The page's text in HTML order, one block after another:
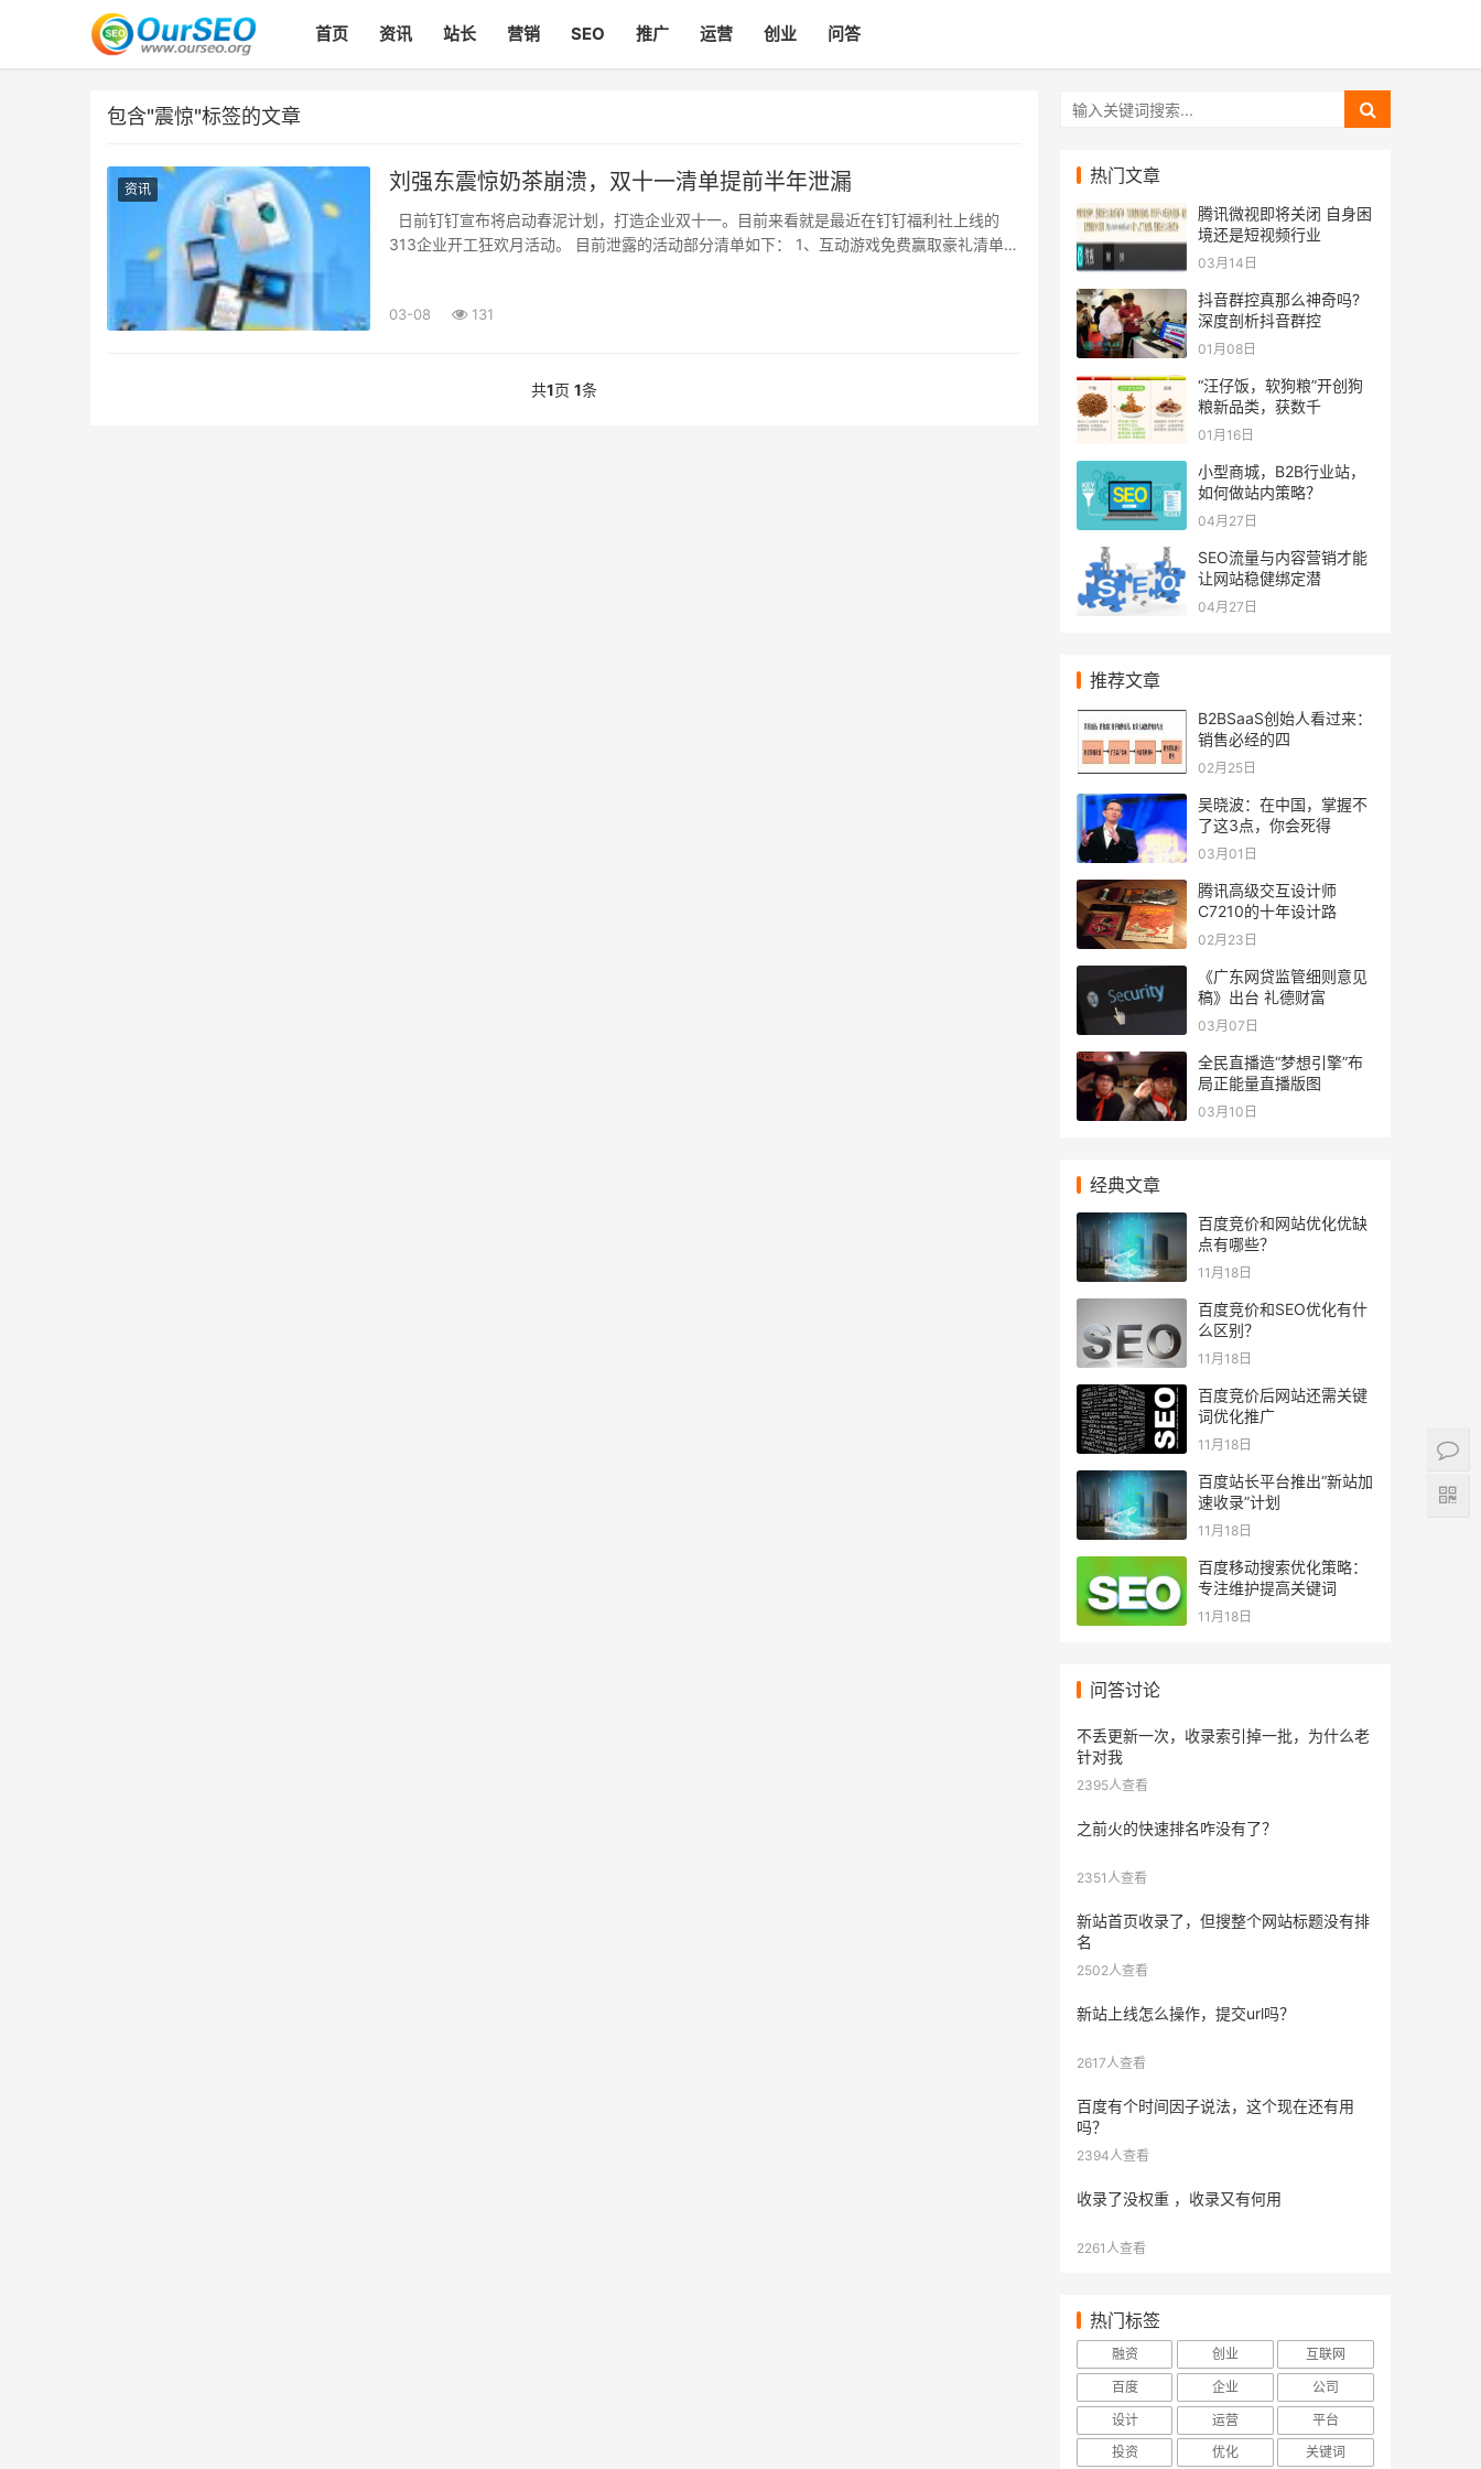
首页 资讯 站长 营销 SEO 推广 运营 创业 问答
包含"震惊"标签的文章
资讯 刘强东震惊奶茶崩溃，双十一清单提前半年泄漏
日前钉钉宣布将启动春泥计划，打造企业双十一。目前来看就是最近在钉钉福利社上线的
313企业开工狂欢月活动。 目前泄露的活动部分清单如下： 1、互动游戏免费赢取豪礼清单
03-08 131
共1页 1条
热门文章
腾讯微视即将关闭 自身困
境还是短视频行业
03月14日
抖音群控真那么神奇吗?
深度剖析抖音群控
01月08日
“汪仔饭，软狗粮”开创狗
粮新品类，获数千
01月16日
小型商城，B2B行业站，
如何做站内策略？
04月27日
SEO流量与内容营销才能
让网站稳健绑定潜
04月27日
推荐文章
B2BSaaS创始人看过来：
销售必经的四
02月25日
吴晓波：在中国，掌握不
了这3点，你会死得
03月01日
腾讯高级交互设计师
C7210的十年设计路
02月23日
《广东网贷监管细则意见
稿》出台 礼德财富
03月07日
全民直播造“梦想引擎”布
局正能量直播版图
03月10日
经典文章
百度竞价和网站优化优缺
点有哪些？
11月18日
百度竞价和SEO优化有什
么区别？
11月18日
百度竞价后网站还需关键
词优化推广
11月18日
百度站长平台推出“新站加
速收录”计划
11月18日
百度移动搜索优化策略：
专注维护提高关键词
11月18日
问答讨论
不丢更新一次，收录索引掉一批，为什么老
针对我
2395人查看
之前火的快速排名咋没有了？
2351人查看
新站首页收录了，但搜整个网站标题没有排
名
2502人查看
新站上线怎么操作，提交url吗？
2617人查看
百度有个时间因子说法，这个现在还有用
吗？
2394人查看
收录了没权重 ，收录又有何用
2261人查看
热门标签
融资 创业
互联网
百度
企业
公司
设计
运营
平台
投资
优化 关键词